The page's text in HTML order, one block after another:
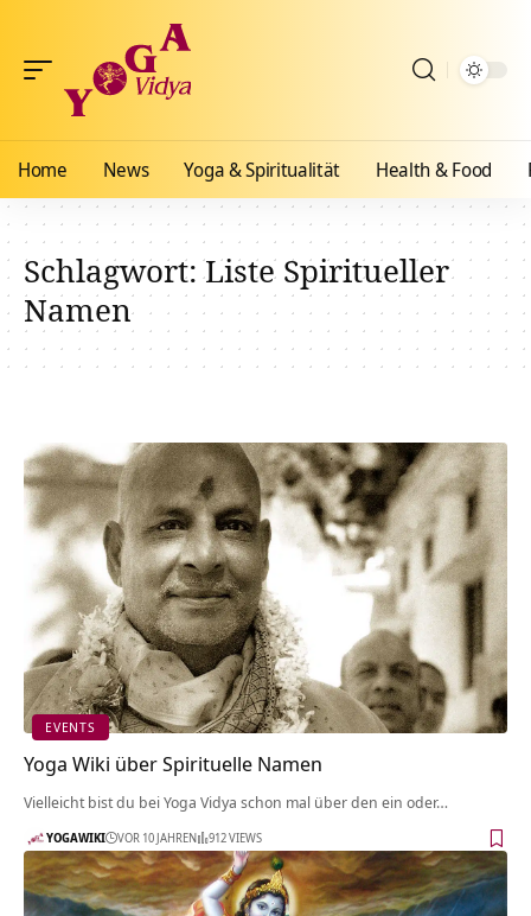
Home News Yoga & Spiritualität Health & Food
Schlagwort:Liste Spiritueller
Namen
EVENTS
Yoga Wiki über Spirituelle Namen
Vielleicht bist du bei Yoga Vidya schon mal über den ein oder…
YOGAWIKI VOR 10 JAHREN 912 VIEWS